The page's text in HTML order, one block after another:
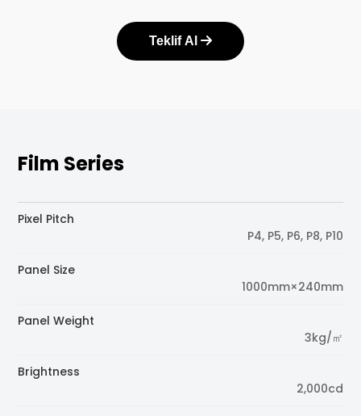
Teklif Al
Film Series
Pixel Pitch
P4, P5, P6, P8, P10
Panel Size
1000mm×240mm
Panel Weight
3kg/㎡
Brightness
2,000cd